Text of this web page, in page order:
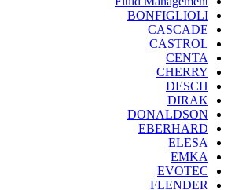
BONFIGLIOLI
CASCADE
CASTROL
CENTA
CHERRY
DESCH
DIRAK
DONALDSON
EBERHARD
ELESA
EMKA
EVOTEC
FLENDER